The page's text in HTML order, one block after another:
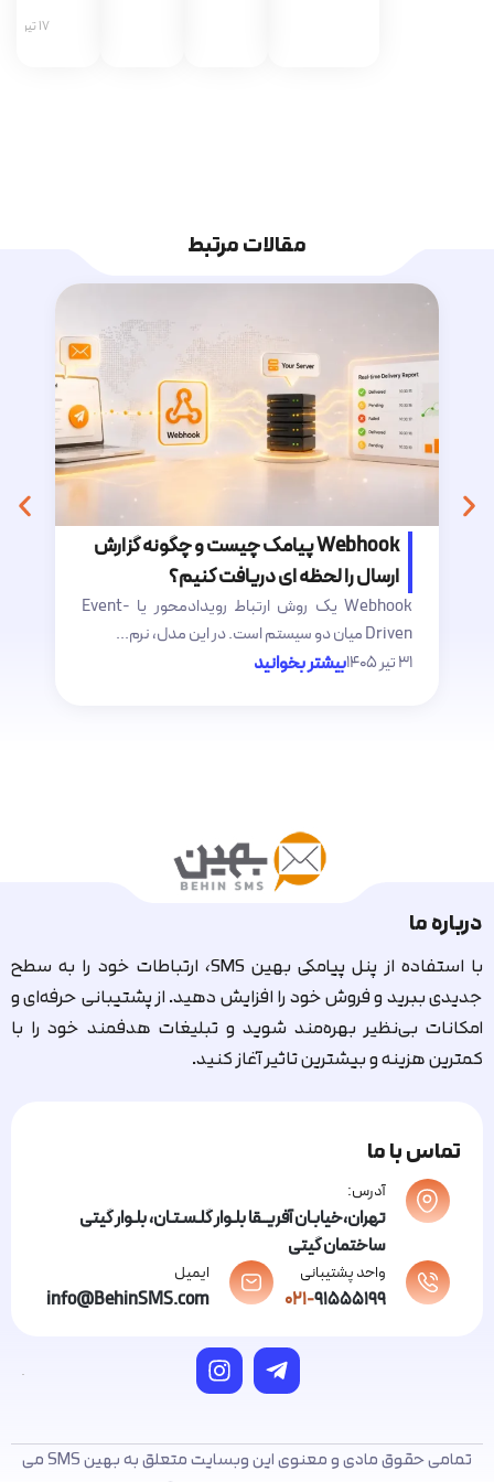
17 تیر 1405
مقالات مرتبط
Webhook پیامک چیست و چگونه گزارش
ارسال را لحظه ای دریافت کنیم؟
Webhook یک روش ارتباط رویدادمحور یا Event-
Driven میان دو سیستم است. در این مدل، نرم...
۳۱ تیر ۱۴۰۵
بیشتر بخوانید
درباره ما
با استفاده از پنل پیامکی بهین SMS، ارتباطات خود را به سطح
جدیدی ببرید و فروش خود را افزایش دهید. از پشتیبانی حرفه‌ای و
امکانات بی‌نظیر بهره‌مند شوید و تبلیغات هدفمند خود را با
کمترین هزینه و بیشترین تاثیر آغاز کنید.
تماس با ما
آدرس:
تهران،خیابـان آفریــقا بلـوار گلـسـتـان، بلـوار گیتی
ساختمان گیتی
واحد پشتیبانی
021-91555199
ایمیل
info@BehinSMS.com
تمامی حقوق مادی و معنوی این وبسایت متعلق به بهین SMS می